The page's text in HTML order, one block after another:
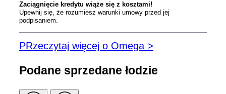
Zaciągnięcie kredytu wiąże się z kosztami!
Upewnij się, że rozumiesz warunki umowy przed jej
podpisaniem.
PRzeczytaj więcej o Omega >
Podane sprzedane łodzie